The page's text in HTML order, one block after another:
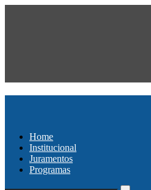
Home
Institucional
Juramentos
Programas